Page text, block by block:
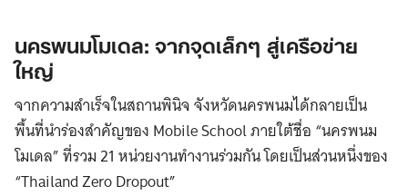
Search
for:
นครพนมโมเดล: จากจุดเล็กๆ สู่เครือข่าย
ใหญ่
จากความสำเร็จในสถานพินิจ จังหวัดนครพนมได้กลายเป็น
พื้นที่นำร่องสำคัญของ Mobile School ภายใต้ชื่อ “นครพนม
โมเดล” ที่รวม 21 หน่วยงานทำงานร่วมกัน โดยเป็นส่วนหนึ่งของ
“Thailand Zero Dropout”